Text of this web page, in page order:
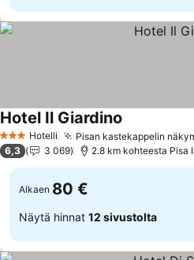
3 Tähtiluokitus
Hotelli Pisan kastekappelin
Hotel Il Giardino
6,3 3 069 2.8 km kohteesta Pisa
Alkaen 80 €
Näytä hinnat 12 sivustolta